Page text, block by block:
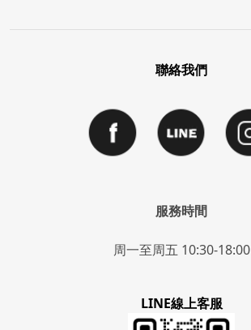
聯絡我們
服務時間
周一至周五 10:30-18:00
LINE線上客服